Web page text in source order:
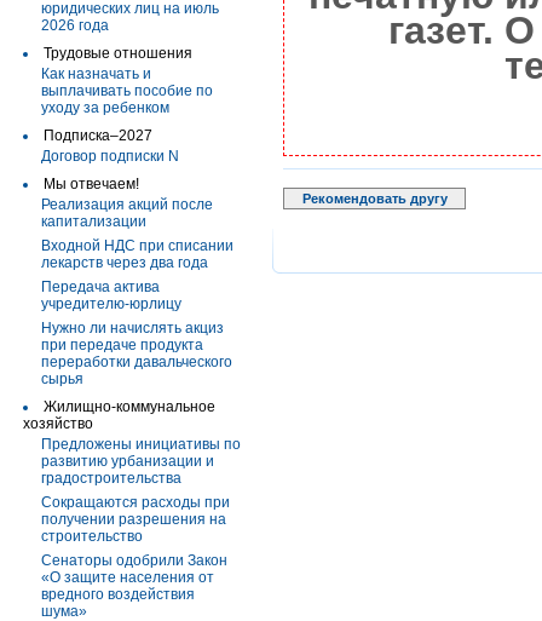
юридических лиц на июль
2026 года
Трудовые отношения
Как назначать и
выплачивать пособие по
уходу за ребенком
Подписка–2027
Договор подписки N
Мы отвечаем!
Реализация акций после
капитализации
Входной НДС при списании
лекарств через два года
Передача актива
учредителю-юрлицу
Нужно ли начислять акциз
при передаче продукта
переработки давальческого
сырья
Жилищно-коммунальное
хозяйство
Предложены инициативы по
развитию урбанизации и
градостроительства
Сокращаются расходы при
получении разрешения на
строительство
Сенаторы одобрили Закон
«О защите населения от
вредного воздействия
шума»
газет.
Рекомендовать другу